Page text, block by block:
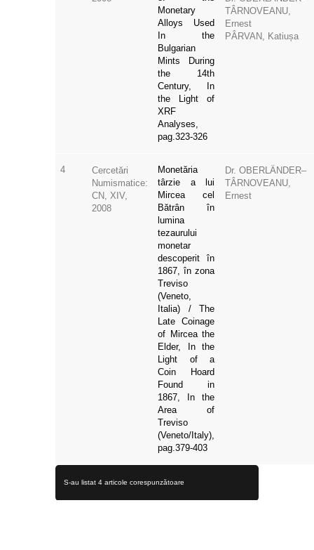
Monetary
Alloys Used
In the
Bulgarian
Mints During
the 14th
Century, In
the Light of
XRF
Analyses,
pag.323-326
TÂRNOVEANU,
Ernest
PÂRVAN, Katiușa
4
Cercetări
Numismatice:
CN, XIV,
2008
Monetăria
târzie a lui
Mircea cel
Bătrân în
lumina
tezaurului
monetar
descoperit în
1867, în zona
Treviso
(Veneto,
Italia) / The
Late Coinage
of Mircea the
Elder, In the
Light of a
Coin Hoard
Found in
1867, In the
Area of
Treviso
(Veneto/Italy),
pag.379-403
Dr. OBERLÄNDER–
TÂRNOVEANU,
Ernest
S-au listat 4 articole corespunzătoare